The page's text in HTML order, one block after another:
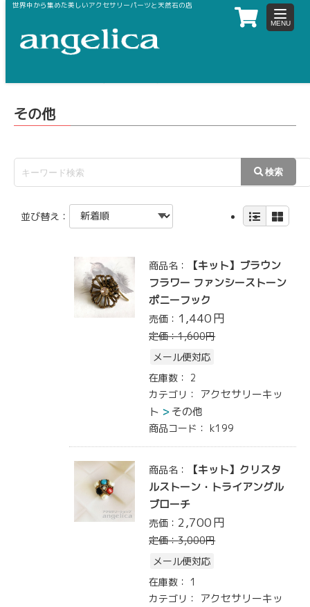
世界中から集めた美しいアクセサリーパーツと天然石の店
toggle
その他
並び替え：
商品名：
【キット】ブラウン
フラワー ファンシーストーン
ポニーフック
売価： 1,440円
定価：1,600円
メール便対応
在庫数： 2
カテゴリ：
アクセサリーキッ
ト
その他
商品コード： k199
商品名：
【キット】クリスタ
ルストーン・トライアングル
ブローチ
売価： 2,700円
定価：3,000円
メール便対応
在庫数： 1
カテゴリ：
アクセサリーキッ